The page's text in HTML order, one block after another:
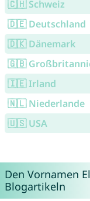
🇨🇭 Schweiz
🇩🇪 Deutschland
🇩🇰 Dänemark
🇬🇧
🇮🇪 Irland
🇳🇱 Niederlande
🇺🇸 USA
Den Vornamen
Blogartikeln